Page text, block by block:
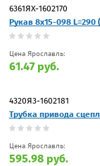
6361ЯХ-1602170
Рукав 8х15-098 L=290
Цена Ярославль:
61.47 руб.
4320Я3-1602181
Трубка привода
Цена Ярославль:
595.98 руб.